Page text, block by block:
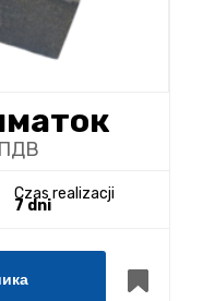
Czas realizacji
7 dni